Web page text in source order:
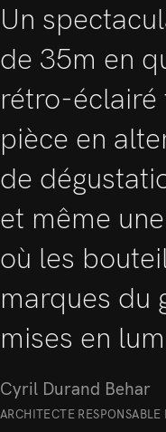
Un
de 35m en
rétro-
pièce en
de
et même
où les
marques du
mises en
Cyril Durand Behar
ARCHITECTE RESPONSABLE